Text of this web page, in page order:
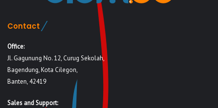
Contact
Office:
Jl. Gagunung No. 12, Curug Sekolah,
Bagendung, Kota Cilegon,
Banten, 42419
Sales and Support: